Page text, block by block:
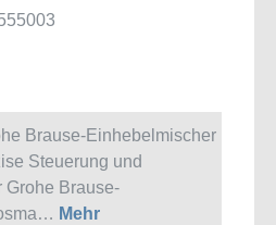
Brause-Einhebelmischer
Steuerung und
Grohe Brause-
Mehr